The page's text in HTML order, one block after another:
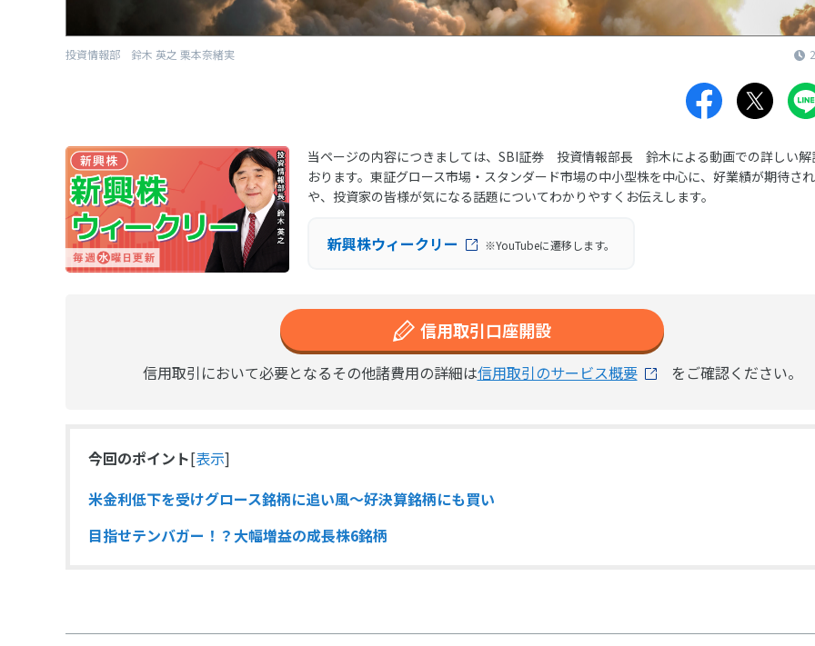
投資情報部 鈴木 英之 栗本奈緒実
当ページの内容につきましては、SBI証券 投資情報部長 鈴木による動画での詳しい解
おります。東証グロース市場・スタンダード市場の中小型株を中心に、好業績が期待さ
や、投資家の皆様が気になる話題についてわかりやすくお伝えします。
新興株ウィークリー ※YouTubeに遷移します。
信用取引口座開設
信用取引において必要となるその他諸費用の詳細は信用取引のサービス概要 をご確認ください。
今回のポイント[表示]
米金利低下を受けグロース銘柄に追い風～好決算銘柄にも買い
目指せテンバガー！？大幅増益の成長株6銘柄